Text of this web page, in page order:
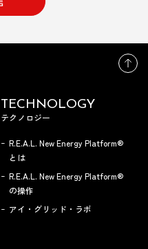
TECHNOLOGY
テクノロジー
R.E.A.L. New Energy Platform®
とは
R.E.A.L. New Energy Platform®
の操作
アイ・グリッド・ラボ